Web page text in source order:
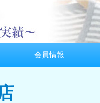
会員情報